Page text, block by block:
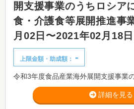
開支援事業のうちロシア
食・介護食等展開推進事
月02日〜2021年02月18日
上限金額・助成額： -
詳細を見る